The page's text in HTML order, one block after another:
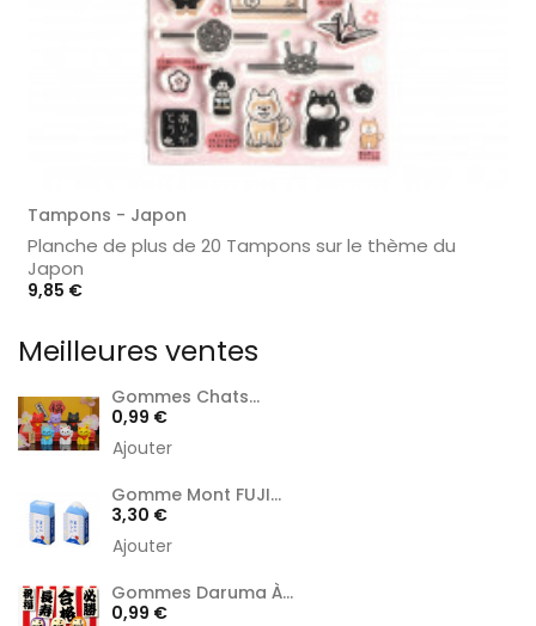
Tampons - Japon
Planche de plus de 20 Tampons sur le thème du
Japon
Prix
9,85 €
Meilleures ventes
Gommes Chats...
Prix
0,99 €
Ajouter
Gomme Mont FUJI...
Prix
3,30 €
Ajouter
Gommes Daruma À...
Prix
0,99 €